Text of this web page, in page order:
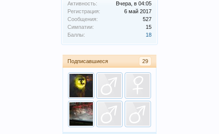
Активность:
Вчера, в 04:05
Регистрация:
6 май 2017
Сообщения:
527
Симпатии:
15
Баллы:
18
Подписавшиеся 29